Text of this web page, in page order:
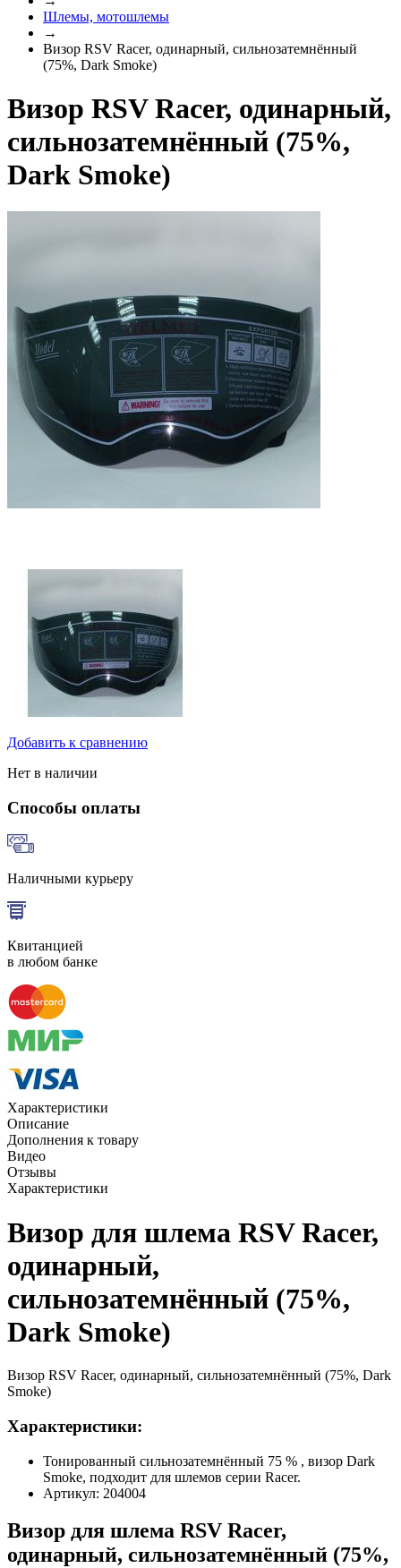
Шлемы, мотошлемы
→
Визор RSV Racer, одинарный, сильнозатемнённый
(75%, Dark Smoke)
Визор RSV Racer, одинарный,
сильнозатемнённый (75%,
Dark Smoke)
Добавить к сравнению
Нет в наличии
Способы оплаты
Наличными курьеру
Квитанцией
в любом банке
Характеристики
Описание
Дополнения к товару
Видео
Отзывы
Характеристики
Визор для шлема RSV Racer,
одинарный,
сильнозатемнённый (75%,
Dark Smoke)
Визор RSV Racer, одинарный, сильнозатемнённый (75%, Dark
Smoke)
Характеристики:
Тонированный сильнозатемнённый 75 % , визор Dark
Smoke, подходит для шлемов серии Racer.
Артикул: 204004
Визор для шлема RSV Racer,
одинарный, сильнозатемнённый (75%,